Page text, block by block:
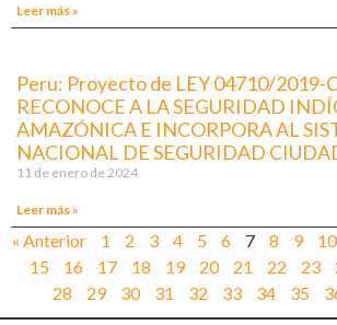
Leer más »
Peru: Proyecto de LEY 04710/2019-
RECONOCE A LA SEGURIDAD
AMAZÓNICA E INCORPORA AL
NACIONAL DE SEGURIDAD
11 de enero de 2024
Leer más »
« Anterior 1 2 3 4 5 6 7 8 9 10
15
16 17 18 19 20 21 22 23
28
29 30 31 32 33 34 35